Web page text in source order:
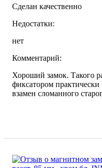
Сделан качественно
Недостатки:
нет
Комментарий:
Хороший замок. Такого
фиксатором
взамен сломанного